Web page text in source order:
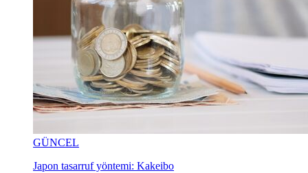
GÜNCEL
Japon tasarruf yöntemi: Kakeibo